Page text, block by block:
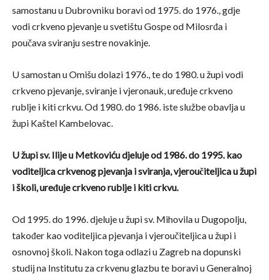
samostanu u Dubrovniku boravi od 1975. do 1976., gdje
vodi crkveno pjevanje u svetištu Gospe od Milosrđa i
poučava sviranju sestre novakinje.
U samostan u Omišu dolazi 1976., te do 1980. u župi vodi
crkveno pjevanje, sviranje i vjeronauk, uređuje crkveno
rublje i kiti crkvu. Od 1980. do 1986. iste službe obavlja u
župi Kaštel Kambelovac.
U župi sv. Ilije u Metkoviću djeluje od 1986. do 1995. kao
voditeljica crkvenog pjevanja i sviranja, vjeroučiteljica u župi
i školi, uređuje crkveno rublje i kiti crkvu.
Od 1995. do 1996. djeluje u župi sv. Mihovila u Dugopolju,
također kao voditeljica pjevanja i vjeroučiteljica u župi i
osnovnoj školi. Nakon toga odlazi u Zagreb na dopunski
studij na Institutu za crkvenu glazbu te boravi u Generalnoj